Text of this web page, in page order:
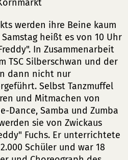
werden ihre Beine kaum
heißt es von 10 Uhr
In Zusammenarbeit
TSC Silberschwan und der
dann nicht nur
Selbst Tanzmuffel
und Mitmachen von
Dance, Samba und Zumba
sie von Zwickaus
Fuchs. Er unterrichtete
Schüler und war 18